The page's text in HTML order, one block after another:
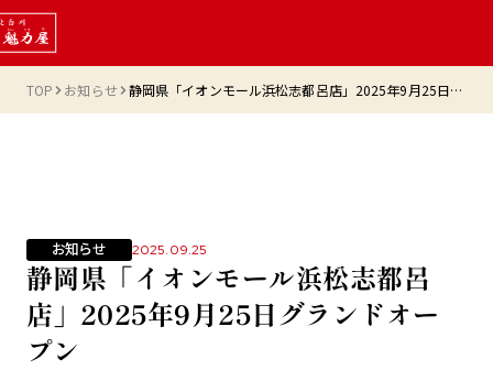
TOP お知らせ 静岡県「イオンモール浜松志都呂店」2025年9月25日グランドオープン
お知らせ 2025.09.25
静岡県「イオンモール浜松志都呂
店」2025年9月25日グランドオー
プン